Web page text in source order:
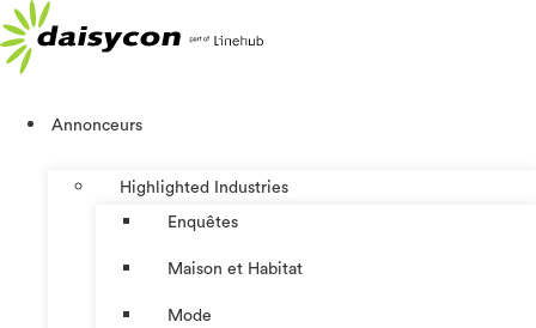
Aller
au
contenu
Annonceurs
Highlighted Industries
Enquêtes
Maison et Habitat
Mode